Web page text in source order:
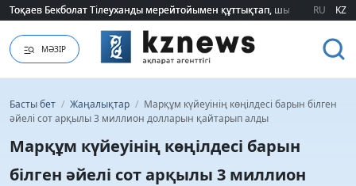
Тоқаев Бекболат Тілеуханды мерейтойымен құттықтап, шығармашылық
Тоқаев Бекболат Тілеуханды мерейтойымен құттықтап, шығармашылық
RU KZ
МӘЗІР
Басты бет / Жаңалықтар / Марқұм күйеуінің көңілдесі барын білген
әйелі сот арқылы 3 миллион долларын қайтарып алды
Марқұм күйеуінің көңілдесі барын
білген әйелі сот арқылы 3 миллион